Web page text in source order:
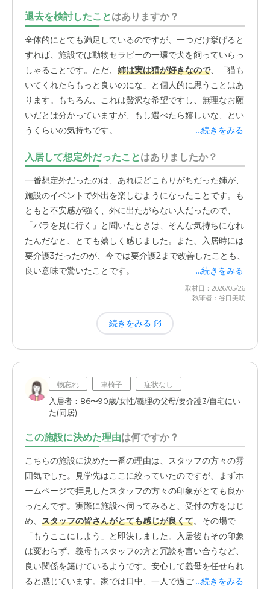
く、姉の心の状態をきちんと理解した上で、日々の声かけ
など精神的なケアを丁寧に行ってくださっていると感じま
す。そのおかげか、最近は姉が不安を口にすることも減っ
てきたと聞いています。以前、別の施設にお世話になった
ことがあるのですが、そこは大手だったこともあり、少し
システマティックで病院の延長線上のような雰囲気を感じ
ました。それに比べてこちらは、それほど規模が大きくな
いため、とても家庭的な雰囲気です。所長さんが入居者さ
把握されているのが、話していると伝わってきます。
人数が多すぎないからこそ、一人ひとりに目が行き届き 、
きめ細やかな対応ができるのだと思います。パンデミック
の時期など、施設の方々も大変だったと思いますが、そう
した中でも安心して任せられたのは、このアットホームな
規模感と、スタッフの皆さんの手厚い対応があったからこ
そです。この施設は、入居者の自主性を尊重してくれると
ころも良い点だと感じています。例えば、部屋に置く家具
なども「持ってきたいものがあれば持ってきてもいいです
入れる際も、スタッフの方が家まで手伝いに来てください
ました。生活面でも、個室で静かに過ごす時間もあれば、
皆さんと交流する時間もあり、人との関わり方を強制しな
また、足元がおぼつかない姉のために、施設内で安全に移
動できるよう押し車を用意してくださるなど、自立を促し
した本人のペースを大切にしてくれる環境が、姉の安心に
つながっているのだと思います。
退去を検討したことはありますか？
全体的にとても満足しているのですが、一つだけ挙げると
すれば、施設では動物セラピーの一環で犬を飼っていらっ
しゃることです。ただ、 姉は実は猫が好きなので、「猫も
いてくれたらもっと良いのにな」と個人的に思うことはあ
ります。もちろん、これは贅沢な希望ですし、無理なお願
いだとは分かっていますが、もし選べたら嬉しいな、とい
うくらいの気持ちです。
...続きをみる
入居して想定外だったことはありましたか？
一番想定外だったのは、あれほどこもりがちだった姉が、
施設のイベントで外出を楽しむようになったことです。も
ともと不安感が強く、外に出たがらない人だったので、
「バラを見に行く」と聞いたときは、そんな気持ちになれ
たんだなと、とても嬉しく感じました。また、入居時には
要介護3だったのが、今では要介護2まで改善したことも、
良い意味で驚いたことです。
...続きをみる
取材日：2026/05/26
執筆者：谷口美咲
続きをみる
物忘れ 車椅子 症状なし
入居者：86〜90歳/女性/義理の父母/要介護3/自宅にい
た(同居)
この施設に決めた理由は何ですか？
こちらの施設に決めた一番の理由は、スタッフの方々の雰
囲気でした。見学先はここに絞っていたのですが、まずホ
ームページで拝見したスタッフの方々の印象がとても良か
ったんです。実際に施設へ伺ってみると、受付の方をはじ
め、 スタッフの皆さんがとても感じが良くて。その場で
「もうここにしよう」と即決しました。入居後もその印象
は変わらず、義母もスタッフの方と冗談を言い合うなど、
良い関係を築けているようです。安心して義母を任せられ
ると感じています。家では日中、一人で過ごす時間が長か
...続きをみる